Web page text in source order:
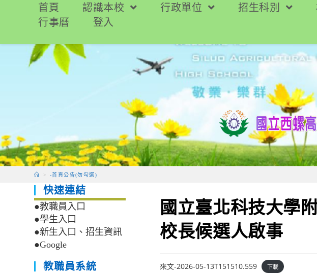
要
首頁 認識本校 行政單位 招生科別
行事曆
登入
> -首頁公告(勿勾選)
國立臺北科技大學
校長候選人啟事
來文-2026-05-13T151510.559 下載
快速連結
●教職員入口
●學生入口
●新生入口、招生資訊
●Google
教職員系統